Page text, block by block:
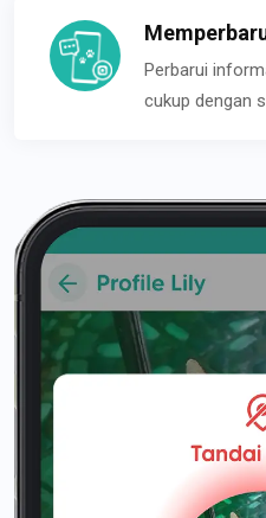
Perbarui
cukup dengan